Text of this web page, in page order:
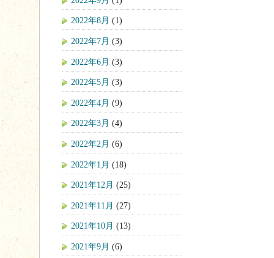
2022年8月 (1)
2022年7月 (3)
2022年6月 (3)
2022年5月 (3)
2022年4月 (9)
2022年3月 (4)
2022年2月 (6)
2022年1月 (18)
2021年12月 (25)
2021年11月 (27)
2021年10月 (13)
2021年9月 (6)